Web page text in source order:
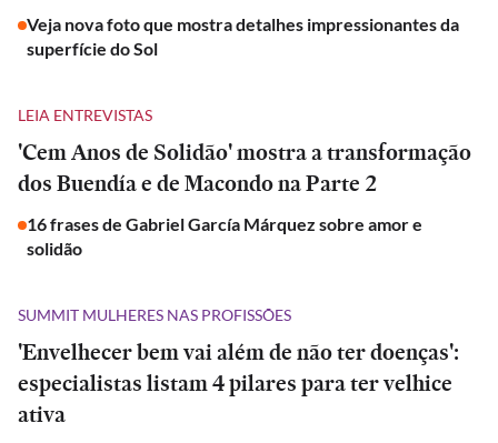
Veja nova foto que mostra detalhes impressionantes da
superfície do Sol
LEIA ENTREVISTAS
'Cem Anos de Solidão' mostra a transformação
dos Buendía e de Macondo na Parte 2
16 frases de Gabriel García Márquez sobre amor e
solidão
SUMMIT MULHERES NAS PROFISSÕES
'Envelhecer bem vai além de não ter doenças':
especialistas listam 4 pilares para ter velhice
ativa